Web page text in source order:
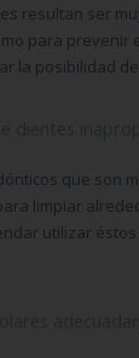
resultan ser
para prevenir
la posibilidad
que son
limpiar
utilizar